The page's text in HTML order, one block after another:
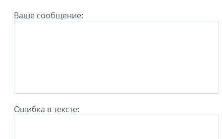
Ваше сообщение:
Ошибка в тексте: